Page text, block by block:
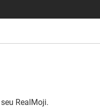
RealMoji.